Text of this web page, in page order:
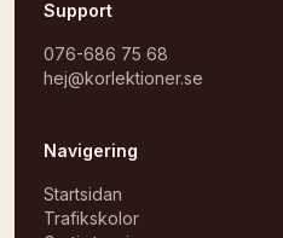
Support
076-686 75 68
hej@korlektioner.se
Navigering
Startsidan
Trafikskolor